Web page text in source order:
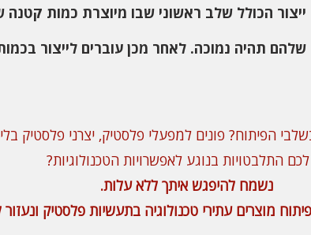
ייצור הכולל שלב ראשוני שבו מיוצרת כמות קטנה
שלהם תהיה נמוכה. לאחר מכן עוברים לייצור
הפיתוח? פונים למפעלי פלסטיק, יצרני פלסטיק
התלבטויות בנוגע לאפשרויות הטכנולוגיות?
נשמח להיפגש איתך ללא עלות.
מוצרים עתירי טכנולוגיה בתעשיות פלסטיק